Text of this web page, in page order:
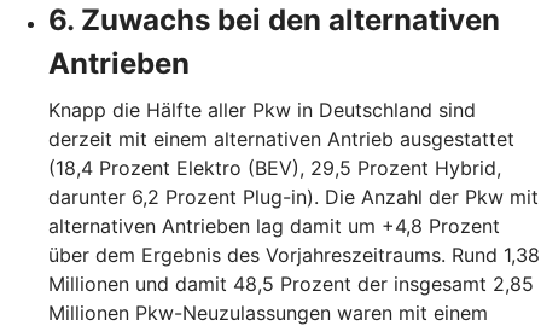
6. Zuwachs bei den alternativen
Antrieben
Knapp die Hälfte aller Pkw in Deutschland sind
derzeit mit einem alternativen Antrieb ausgestattet
(18,4 Prozent Elektro (BEV), 29,5 Prozent Hybrid,
darunter 6,2 Prozent Plug-in). Die Anzahl der Pkw mit
alternativen Antrieben lag damit um +4,8 Prozent
über dem Ergebnis des Vorjahreszeitraums. Rund 1,38
Millionen und damit 48,5 Prozent der insgesamt 2,85
Millionen Pkw-Neuzulassungen waren mit einem